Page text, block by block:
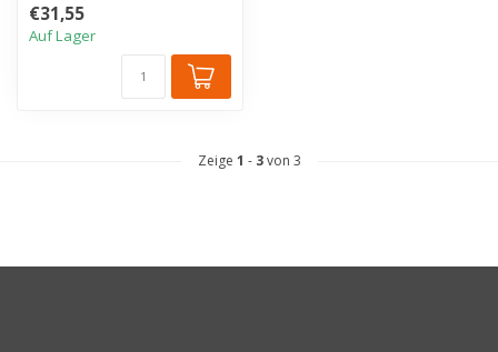
borst...
€31,55
Auf Lager
Zeige 1 - 3von 3